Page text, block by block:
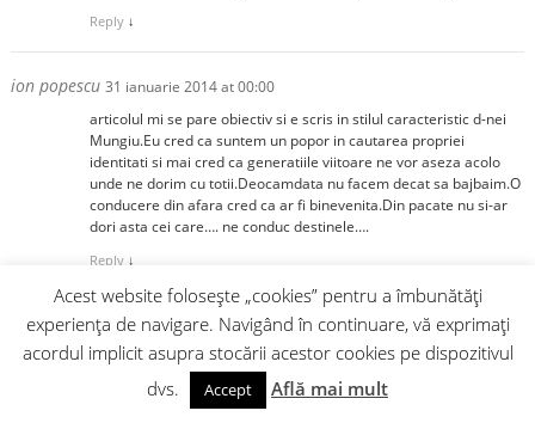
Reply ↓
ion popescu 31 ianuarie 2014 at 00:00
articolul mi se pare obiectiv si e scris in stilul caracteristic d-nei
Mungiu.Eu cred ca suntem un popor in cautarea propriei
identitati si mai cred ca generatiile viitoare ne vor aseza acolo
unde ne dorim cu totii.Deocamdata nu facem decat sa bajbaim.O
conducere din afara cred ca ar fi binevenita.Din pacate nu si-ar
dori asta cei care…. ne conduc destinele….
Reply ↓
Lasă un răspuns
Adresa ta de email nu va fi publicată. Câmpurile obligatorii sunt marcate cu
Acest website folosește „cookies” pentru a îmbunătăți
experiența de navigare. Navigând în continuare, vă exprimați
acordul implicit asupra stocării acestor cookies pe dispozitivul
dvs.
Accept Află mai mult